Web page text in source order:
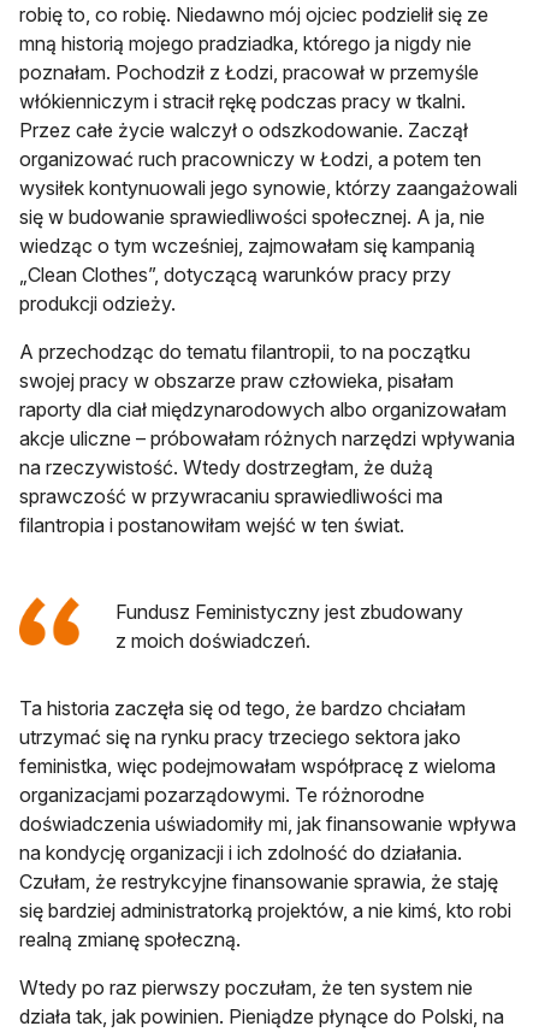
robię to, co robię. Niedawno mój ojciec podzielił się ze
mną historią mojego pradziadka, którego ja nigdy nie
poznałam. Pochodził z Łodzi, pracował w przemyśle
włókienniczym i stracił rękę podczas pracy w tkalni.
Przez całe życie walczył o odszkodowanie. Zaczął
organizować ruch pracowniczy w Łodzi, a potem ten
wysiłek kontynuowali jego synowie, którzy zaangażowali
się w budowanie sprawiedliwości społecznej. A ja, nie
wiedząc o tym wcześniej, zajmowałam się kampanią
„Clean Clothes”, dotyczącą warunków pracy przy
produkcji odzieży.
A przechodząc do tematu filantropii, to na początku
swojej pracy w obszarze praw człowieka, pisałam
raporty dla ciał międzynarodowych albo organizowałam
akcje uliczne – próbowałam różnych narzędzi wpływania
na rzeczywistość. Wtedy dostrzegłam, że dużą
sprawczość w przywracaniu sprawiedliwości ma
filantropia i postanowiłam wejść w ten świat.
Fundusz Feministyczny jest zbudowany
z moich doświadczeń.
Ta historia zaczęła się od tego, że bardzo chciałam
utrzymać się na rynku pracy trzeciego sektora jako
feministka, więc podejmowałam współpracę z wieloma
organizacjami pozarządowymi. Te różnorodne
doświadczenia uświadomiły mi, jak finansowanie wpływa
na kondycję organizacji i ich zdolność do działania.
Czułam, że restrykcyjne finansowanie sprawia, że staję
się bardziej administratorką projektów, a nie kimś, kto robi
realną zmianę społeczną.
Wtedy po raz pierwszy poczułam, że ten system nie
działa tak, jak powinien. Pieniądze płynące do Polski, na